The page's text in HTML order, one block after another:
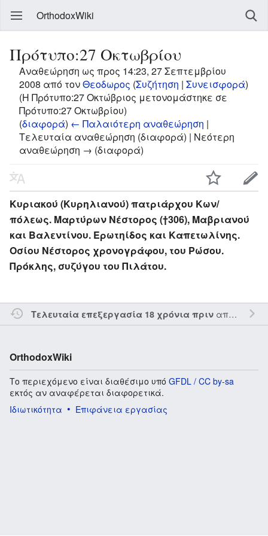
OrthodoxWiki
Πρότυπο:27 Οκτωβρίου
Αναθεώρηση ως προς 14:23, 27 Σεπτεμβρίου
2008 από τονΘεοδωρος (Συζήτηση | Συνεισφορά)
(Η Πρότυπο:27 Οκτώβριος μετονομάστηκε σε
Πρότυπο:27 Οκτωβρίου)
(διαφορά) ← Παλαιότερη αναθεώρηση |
Τελευταία αναθεώρηση (διαφορά) | Νεότερη
αναθεώρηση → (διαφορά)
Κυριακού (Κυρηλιανού) πατριάρχου Κων/
πόλεως. Μαρτύρων Νέστορος (†306), Μαβριανού
και Βαλεντίνου. Ερωτηίδος και Καπετωλίνης.
Οσίου Νέστορος χρονογράφου, του Ρώσου.
Πρόκλης, συζύγου του Πιλάτου.
Τελευταία επεξεργασία 18 χρόνια πριναπό τον την
OrthodoxWiki
Το περιεχόμενο είναι διαθέσιμο υπό GFDL / CC by-sa
εκτός αν αναφέρεται διαφορετικά.
Ιδιωτικότητα
Επιφάνεια εργασίας